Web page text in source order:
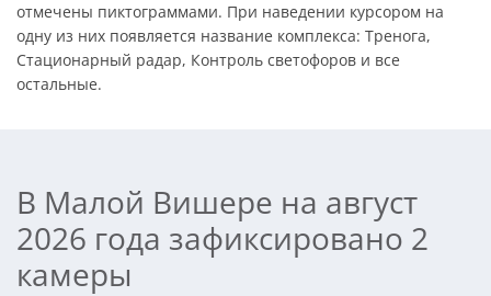
отмечены пиктограммами. При наведении курсором на
одну из них появляется название комплекса: Тренога,
Стационарный радар, Контроль светофоров и все
остальные.
В Малой Вишере на август
2026 года зафиксировано 2
камеры